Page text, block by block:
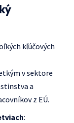
kľúčových
v sektore
a
z EÚ.
: